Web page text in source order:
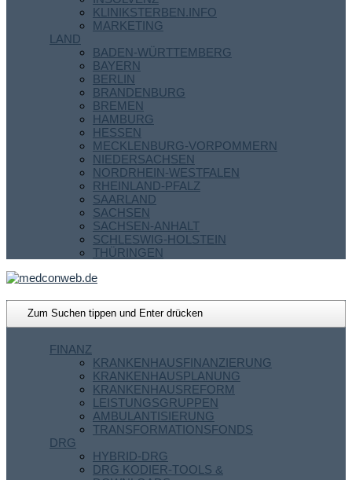
KLINIKSTERBEN.INFO
MARKETING
LAND
BADEN-WÜRTTEMBERG
BAYERN
BERLIN
BRANDENBURG
BREMEN
HAMBURG
HESSEN
MECKLENBURG-VORPOMMERN
NIEDERSACHSEN
NORDRHEIN-WESTFALEN
RHEINLAND-PFALZ
SAARLAND
SACHSEN
SACHSEN-ANHALT
SCHLESWIG-HOLSTEIN
THÜRINGEN
FINANZ
KRANKENHAUSFINANZIERUNG
KRANKENHAUSPLANUNG
KRANKENHAUSREFORM
LEISTUNGSGRUPPEN
AMBULANTISIERUNG
TRANSFORMATIONSFONDS
DRG
HYBRID-DRG
DRG KODIER-TOOLS &